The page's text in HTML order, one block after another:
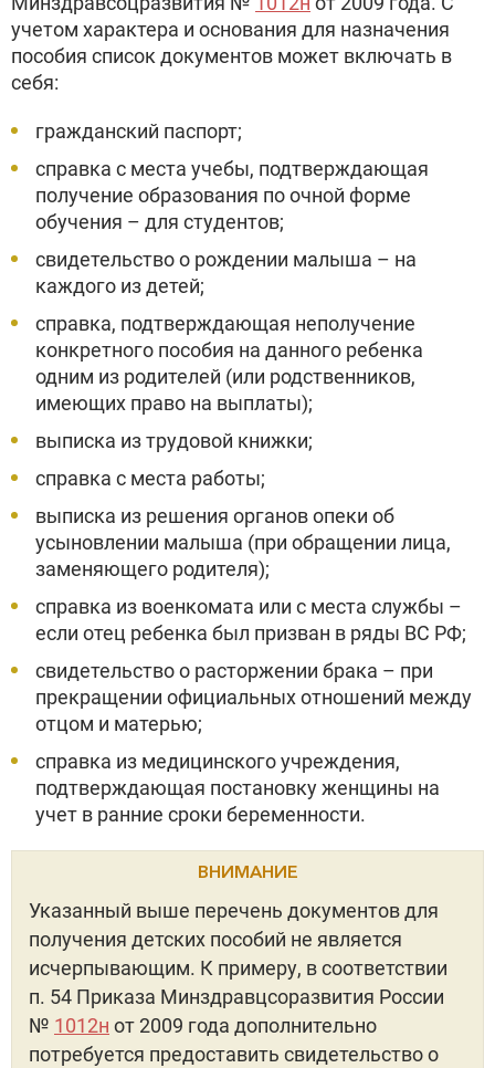
учетом характера и основания для назначения
пособия список документов может включать в
себя:
гражданский паспорт;
справка с места учебы, подтверждающая
получение образования по очной форме
обучения – для студентов;
свидетельство о рождении малыша – на
каждого из детей;
справка, подтверждающая неполучение
конкретного пособия на данного ребенка
одним из родителей (или родственников,
имеющих право на выплаты);
выписка из трудовой книжки;
справка с места работы;
выписка из решения органов опеки об
усыновлении малыша (при обращении лица,
заменяющего родителя);
справка из военкомата или с места службы –
если отец ребенка был призван в ряды ВС РФ;
свидетельство о расторжении брака – при
прекращении официальных отношений между
отцом и матерью;
справка из медицинского учреждения,
подтверждающая постановку женщины на
учет в ранние сроки беременности.
ВНИМАНИЕ
Указанный выше перечень документов для
получения детских пособий не является
исчерпывающим. К примеру, в соответствии
п. 54 Приказа Минздравцсоразвития России
№ 1012н от 2009 года дополнительно
потребуется предоставить свидетельство о